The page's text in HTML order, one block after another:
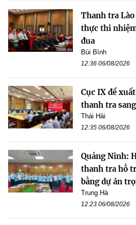
Thanh tra
thực thi
đua
Bùi Bình
12:36 06/08/2026
Cục IX đề
thanh tra
Thái Hải
12:35 06/08/2026
Quảng Ninh:
thanh tra hỗ
bằng dự án
Trung Hà
12:23 06/08/2026